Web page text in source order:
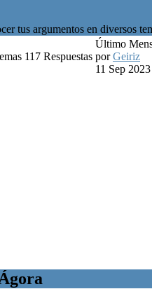
tus argumentos en diversos
117 Respuestas
Último
porGeiriz
11 Sep